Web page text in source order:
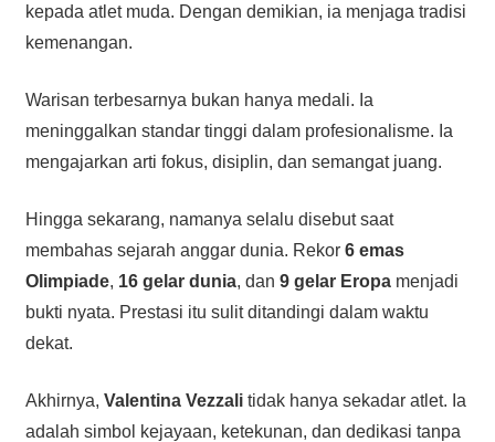
kepada atlet muda. Dengan demikian, ia menjaga tradisi
kemenangan.
Warisan terbesarnya bukan hanya medali. Ia
meninggalkan standar tinggi dalam profesionalisme. Ia
mengajarkan arti fokus, disiplin, dan semangat juang.
Hingga sekarang, namanya selalu disebut saat
membahas sejarah anggar dunia. Rekor 6 emas
Olimpiade, 16 gelar dunia, dan 9 gelar Eropamenjadi
bukti nyata. Prestasi itu sulit ditandingi dalam waktu
dekat.
Akhirnya, Valentina Vezzalitidak hanya sekadar atlet. Ia
adalah simbol kejayaan, ketekunan, dan dedikasi tanpa